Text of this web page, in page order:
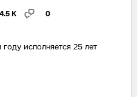
4.5 K 0